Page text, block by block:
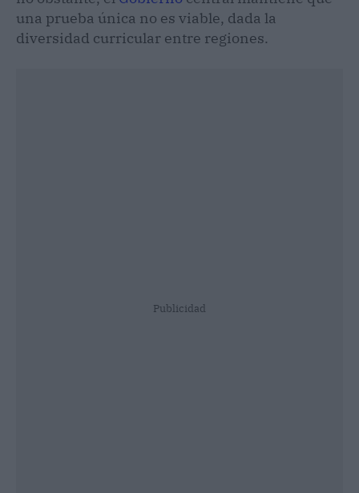
una prueba única no es viable, dada la
diversidad curricular entre regiones.
Publicidad